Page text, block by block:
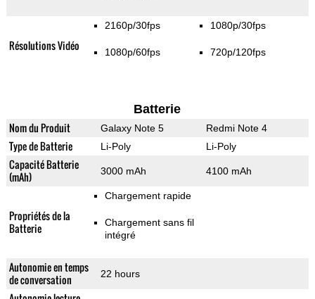
Résolutions Vidéo
2160p/30fps
1080p/60fps
1080p/30fps
720p/120fps
Batterie
Nom du Produit Galaxy Note 5 Redmi Note 4
Type de Batterie Li-Poly Li-Poly
Capacité Batterie
(mAh)
3000 mAh 4100 mAh
Propriétés de la
Batterie
Chargement rapide
Chargement sans fil
intégré
Autonomie en temps
de conversation
22 hours